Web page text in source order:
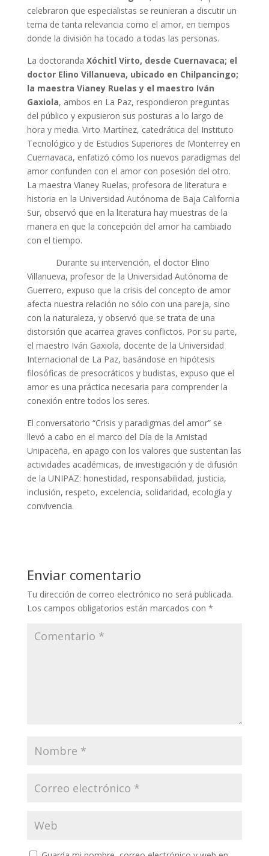
celebraron que especialistas se reunieran a discutir un
tema de tanta relevancia como el amor, en tiempos
donde la división ha tocado a todas las personas.
La doctoranda Xóchitl Virto, desde Cuernavaca; el
doctor Elino Villanueva, ubicado en Chilpancingo;
la maestra Vianey Ruelas y el maestro Iván
Gaxiola, ambos en La Paz, respondieron preguntas
del público y expusieron sus posturas a lo largo de
hora y media. Virto Martínez, catedrática del Instituto
Tecnológico y de Estudios Superiores de Monterrey en
Cuernavaca, enfatizó cómo los nuevos paradigmas del
amor confunden con el amor con posesión del otro.
La maestra Vianey Ruelas, profesora de literatura e
historia en la Universidad Autónoma de Baja California
Sur, observó que en la literatura hay muestras de la
manera en que la concepción del amor ha cambiado
con el tiempo.
Durante su intervención, el doctor Elino
Villanueva, profesor de la Universidad Autónoma de
Guerrero, expuso que la crisis del concepto de amor
afecta nuestra relación no sólo con una pareja, sino
con la naturaleza, y observó que se trata de una
distorsión que acarrea graves conflictos. Por su parte,
el maestro Iván Gaxiola, docente de la Universidad
Internacional de La Paz, basándose en hipótesis
filosóficas de presocráticos y budistas, expuso que el
amor es una práctica necesaria para comprender la
conexión entre todos los seres.
El conversatorio “Crisis y paradigmas del amor” se
llevó a cabo en el marco del Día de la Amistad
Unipaceña, en apago con los valores que sustentan las
actividades académicas, de investigación y de difusión
de la UNIPAZ: honestidad, responsabilidad, justicia,
inclusión, respeto, excelencia, solidaridad, ecología y
convivencia.
Enviar comentario
Tu dirección de correo electrónico no será publicada.
Los campos obligatorios están marcados con *